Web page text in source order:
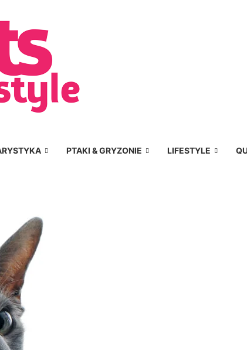
PTAKI & GRYZONIE LIFESTYLE